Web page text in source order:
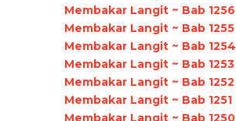
Membakar Langit ~ Bab 1256
Membakar Langit ~ Bab 1255
Membakar Langit ~ Bab 1254
Membakar Langit ~ Bab 1253
Membakar Langit ~ Bab 1252
Membakar Langit ~ Bab 1251
Membakar Langit ~ Bab 1250